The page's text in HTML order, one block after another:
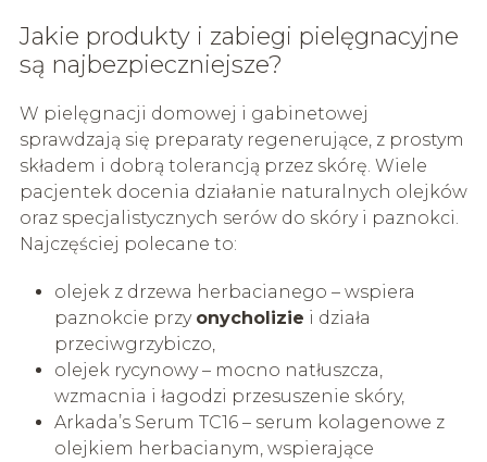
Jakie produkty i zabiegi pielęgnacyjne
są najbezpieczniejsze?
W pielęgnacji domowej i gabinetowej
sprawdzają się preparaty regenerujące, z prostym
składem i dobrą tolerancją przez skórę. Wiele
pacjentek docenia działanie naturalnych olejków
oraz specjalistycznych serów do skóry i paznokci.
Najczęściej polecane to:
olejek z drzewa herbacianego – wspiera
paznokcie przy onycholizie i działa
przeciwgrzybiczo,
olejek rycynowy – mocno natłuszcza,
wzmacnia i łagodzi przesuszenie skóry,
Arkada’s Serum TC16 – serum kolagenowe z
olejkiem herbacianym, wspierające